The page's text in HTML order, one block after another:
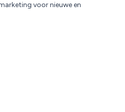
voor nieuwe en